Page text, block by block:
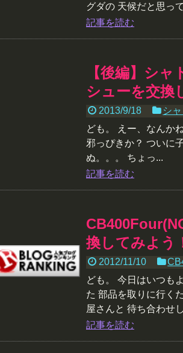
グダの 天候だと思っ
記事を読む
【後編】シ
シューを交換
2013/9/18
シ
ども。 えー、なんか
邪っぴきか？ ついに
ぬ。。。 ちょっ...
記事を読む
換してみよう
2012/11/10
ども。 今日はいつも
た 部品を取りに行く
屋さんと 待ち合わせ
記事を読む